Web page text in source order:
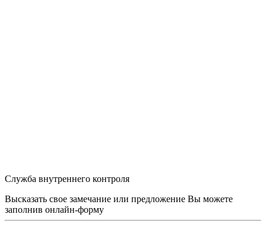
Служба внутреннего контроля
Высказать свое замечание или предложение Вы можете
заполнив онлайн-форму